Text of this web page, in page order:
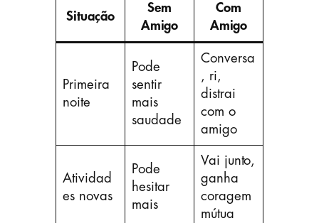
Situação
Sem
Amigo
Com
Amigo
Primeira
noite
Pode
sentir
mais
saudade
Conversa
, ri,
distrai
com o
amigo
Atividad
es novas
Pode
hesitar
mais
Vai junto,
ganha
coragem
mútua